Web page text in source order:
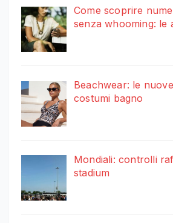
Come scoprire
senza whooming: le
Beachwear: le
costumi bagno
Mondiali: controlli
stadium